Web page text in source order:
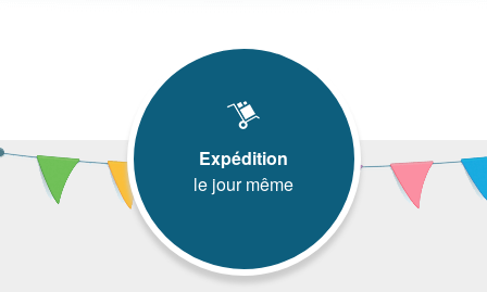
Expédition
le jour même